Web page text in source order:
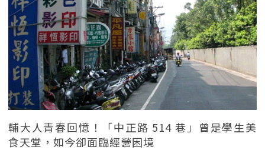
輔大人青春回憶！「中正路 514 巷」曾是學生美
食天堂，如今卻面臨經營困境